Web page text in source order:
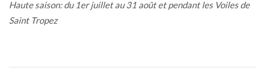
Haute saison: du 1er juillet au 31 août et pendant les Voiles de
Saint Tropez